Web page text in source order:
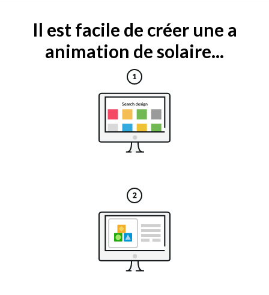
Il est facile de créer une a
animation de solaire...